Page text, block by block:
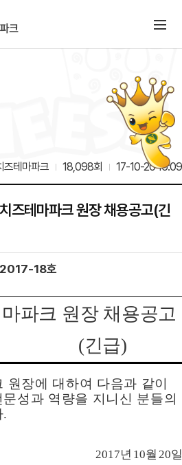
즈테마파크 18,098회 17-10-20 16:09
즈테마파크 원장 채용공고(긴
2017-18호
파크 원장 채용공고
(긴급)
원장에 대하여 다음과 같이
성과 역량을 지니신 분들의
.
2017년 10월 20일